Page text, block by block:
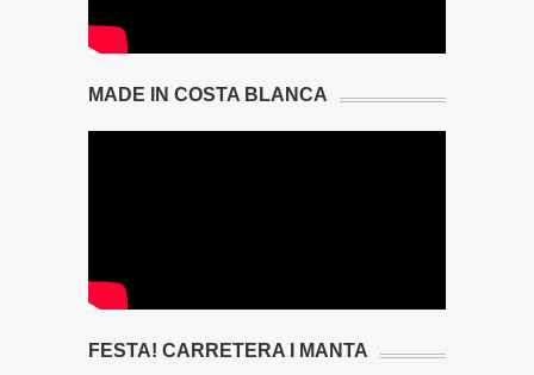
MADE IN COSTA BLANCA
FESTA! CARRETERA I MANTA